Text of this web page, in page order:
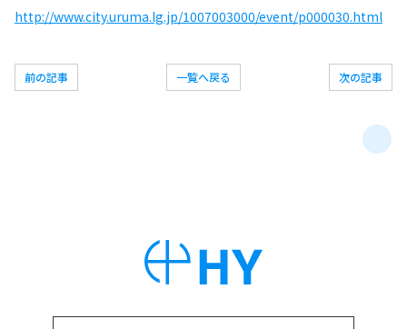
http://www.city.uruma.lg.jp/1007003000/event/p000030.html
次の記事
一覧へ戻る
前の記事